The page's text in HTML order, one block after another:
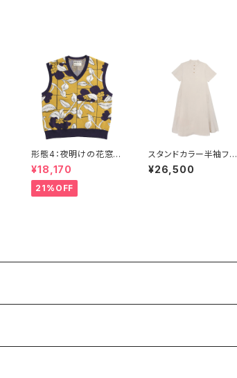
形態4：夜明けの花窓ベ
スト
¥18,170
21%OFF
スタンドカラー半袖フレ
アドレス ベージュ
¥26,500